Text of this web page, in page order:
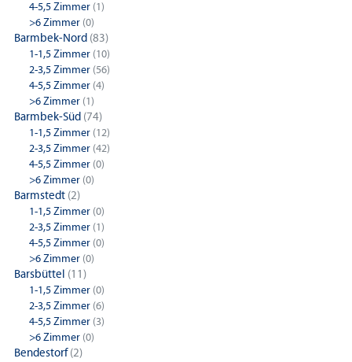
4-5,5 Zimmer (1)
>6 Zimmer (0)
Barmbek-Nord (83)
1-1,5 Zimmer (10)
2-3,5 Zimmer (56)
4-5,5 Zimmer (4)
>6 Zimmer (1)
Barmbek-Süd (74)
1-1,5 Zimmer (12)
2-3,5 Zimmer (42)
4-5,5 Zimmer (0)
>6 Zimmer (0)
Barmstedt (2)
1-1,5 Zimmer (0)
2-3,5 Zimmer (1)
4-5,5 Zimmer (0)
>6 Zimmer (0)
Barsbüttel (11)
1-1,5 Zimmer (0)
2-3,5 Zimmer (6)
4-5,5 Zimmer (3)
>6 Zimmer (0)
Bendestorf(2)